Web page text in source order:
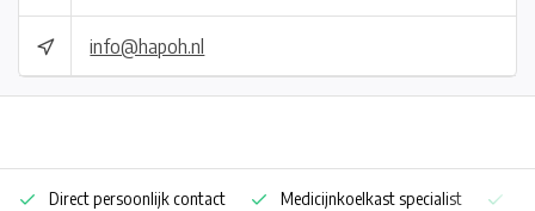
info@hapoh.nl
Direct persoonlijk contact Medicijnkoelkast specialist